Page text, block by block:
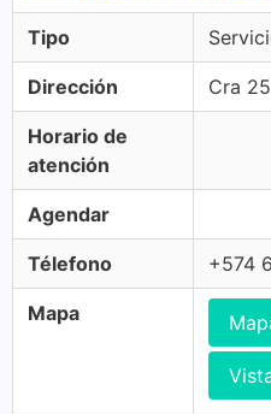
Tipo
Dirección Cra
Horario de
atención
Agendar
Télefono +574
Mapa